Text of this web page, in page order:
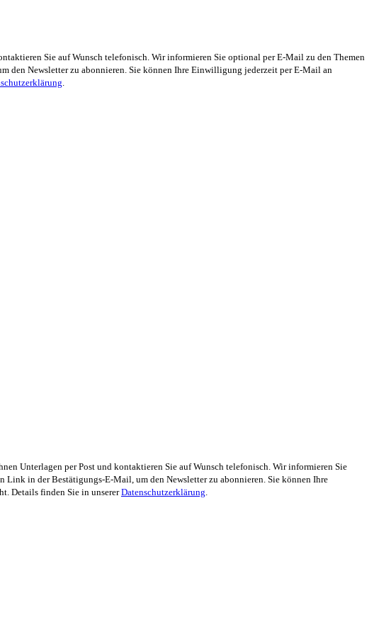
Sie auf Wunsch telefonisch. Wir informieren Sie optional per E-Mail zu den Themen
den Newsletter zu abonnieren. Sie können Ihre Einwilligung jederzeit per E-Mail an
.
Unterlagen per Post und kontaktieren Sie auf Wunsch telefonisch. Wir informieren Sie
Link in der Bestätigungs-E-Mail, um den Newsletter zu abonnieren. Sie können Ihre
Details finden Sie in unsererDatenschutzerklärung